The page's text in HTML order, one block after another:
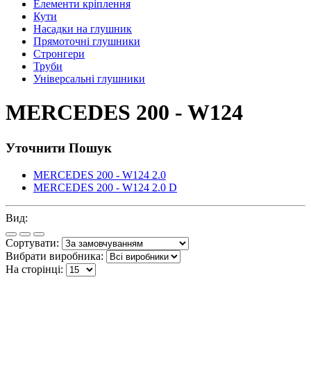
Елементи кріплення
Кути
Насадки на глушник
Прямоточні глушники
Стронгери
Труби
Універсальні глушники
MERCEDES 200 - W124
Уточнити Пошук
MERCEDES 200 - W124 2.0
MERCEDES 200 - W124 2.0 D
Вид:
Сортувати:
Вибрати виробника:
На сторінці: